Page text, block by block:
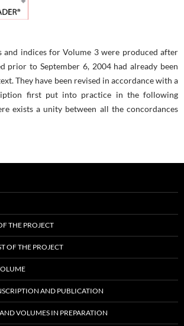
and indices for Volume 3 were produced after
prior to September 6, 2004 had already been
They have been revised in accordance with a
first put into practice in the following
exists a unity between all the concordances
THE PROJECT
OF THE PROJECT
AND PUBLICATION
VOLUMES IN PREPARATION